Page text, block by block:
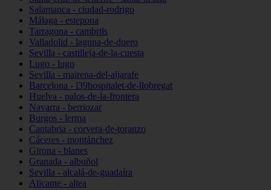
Salamanca - ciudad-rodrigo
Málaga - estepona
Tarragona - cambrils
Valladolid - laguna-de-duero
Sevilla - castilleja-de-la-cuesta
Lugo - lugo
Sevilla - mairena-del-aljarafe
Barcelona - l39hospitalet-de-llobregat
Huelva - palos-de-la-frontera
Navarra - berriozar
Burgos - lerma
Cantabria - corvera-de-toranzo
Cáceres - montánchez
Girona - blanes
Granada - albuñol
Sevilla - alcalá-de-guadaíra
Alicante - altea